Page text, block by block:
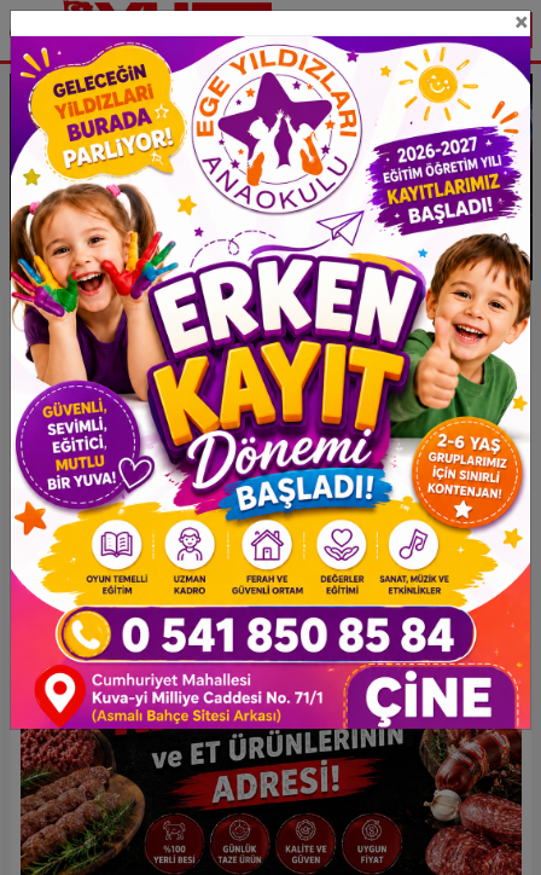
Eklenme : 04.03.2026 Haber Tipi: Uluslararası Haber
Erdoğan: Dünya Sistemi Çatır Çatır
Çatırdıyor
×